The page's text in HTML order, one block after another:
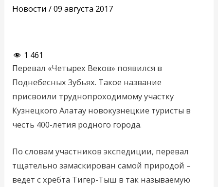
Новости /09 августа 2017
1 461
Перевал «Четырех Веков» появился в
Поднебесных Зубьях. Такое название
присвоили труднопроходимому участку
Кузнецкого Алатау новокузнецкие туристы в
честь 400-летия родного города.
По словам участников экспедиции, перевал
тщательно замаскирован самой природой –
ведет с хребта Тигер-Тыш в так называемую